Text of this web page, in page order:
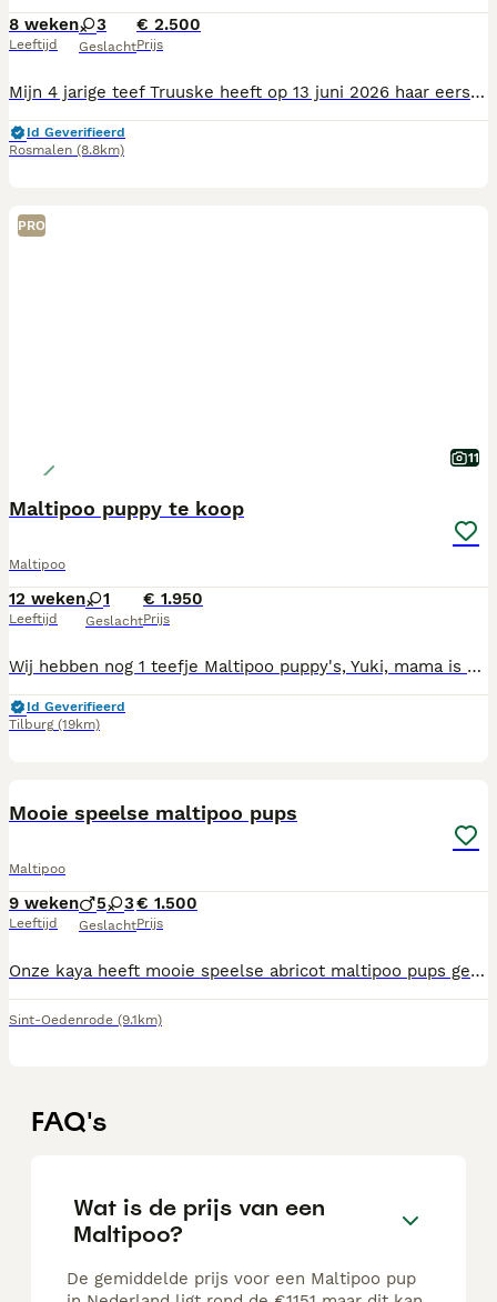
8 weken
Leeftijd
3
Geslacht
€ 2.500
Prijs
Mijn 4 jarige teef Truuske heeft op 13 juni 2026 haar eerste nestje gekregen waarbij ze 4 schattige teefjes op de wereld heeft gezet waarvan er 2 zijn verkocht. Het ras van de moederhond is Maltipoo Boomer en van de vaderhond Maltipoo. Allebei zijn ze een kruising van dwergpoedel-maltezer. Vanaf 8 augustus zoeken ze een nieuw huisje. Op 27 juli hebben de pups een paspoort, chip en gezondheidscheck gekregen en de eerste vaccinatie voor Hondenziekte en Parvo. Mocht u interesse hebben in één van deze schatjes kunt u mij een appje sturen of bellen naar 0640145774.
Id Geverifieerd
Rosmalen (8.8km)
PRO
11
Maltipoo puppy te koop
Maltipoo
12 weken
Leeftijd
1
Geslacht
€ 1.950
Prijs
Wij hebben nog 1 teefje Maltipoo puppy's, Yuki, mama is Maltipoo, papa toypoedel en volledig getest. Mama, foto 11, en papa, foto 10, wonen beiden bij ons. Onze puppy's zijn gechipt, 2 x vaccinatie gehad, ontwormd volgens schema, nagekeken door onze dierenarts en geregistreerd bij NDG Nederland. Alle puppy's hebben een Europees Nederlands paspoort. Onze pups zijn geboren en opgegroeid in onze woonkamer zodat ze alle geluiden (tv, stofzuiger etc, meekrijgen voor een goede socialisatie. Wij zijn in bezit van UBN nummer. Wij zoeken voor onze pups een baasje voor het leven, die veel tijd aan de pups kunnen besteden, ze maken graag deel uit van het gezin, het liefst met tuin omdat ze graag buiten spelen Als de pups verhuizen naar hun nieuwe baasjes krijgen ze brokjes voor de eerste weken, mandje, speeltjes, nestgeurtje mee.
Id Geverifieerd
Tilburg (19km)
Mooie speelse maltipoo pups
Maltipoo
9 weken
Leeftijd
5 3
Geslacht
€ 1.500
Prijs
Onze kaya heeft mooie speelse abricot maltipoo pups gekregen 5 reuen en 3 teefjes De pups zijn volgens schema ontwormt - ingeënt - gechipt - europees paspoort onderzocht en goedgekeurd door dierenarts De pups worden goed gesocialiseerd en groeien met kinderen op De pups mogen het nest en de moeder vanaf 3 augustus verlaten Ze zijn dan 8 wk oud Liever appen of bellen Meer info 06 2393 3521
Sint-Oedenrode (9.1km)
FAQ's
Wat is de prijs van een
Maltipoo?
De gemiddelde prijs voor een Maltipoo pup